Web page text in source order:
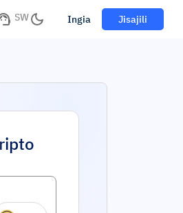
SW Ingia Jisajili